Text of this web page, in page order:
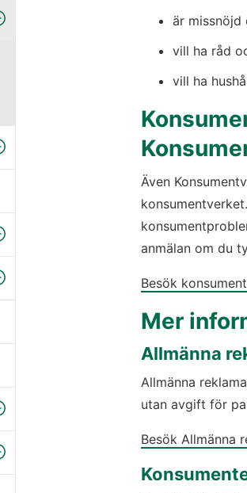
är missnöjd
vill ha råd
vill ha
Även
anmälan om du
Besök
Mer
Allmänna
Allmänna
utan avgift för
Besök Allmänna